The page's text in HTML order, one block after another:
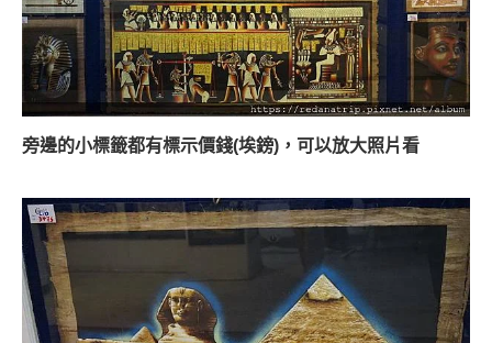
旁邊的小標籤都有標示價錢(埃鎊)，可以放大照片看